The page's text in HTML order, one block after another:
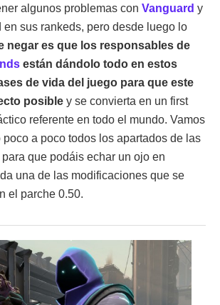
algunos problemas con Vanguard y
sus rankeds, pero desde luego lo
negar es que los responsables de
están dándolo todo en estos
de vida del juego para que este
posible y se convierta en un first
referente en todo el mundo. Vamos
a poco todos los apartados de las
que podáis echar un ojo en
una de las modificaciones que se
el parche 0.50.